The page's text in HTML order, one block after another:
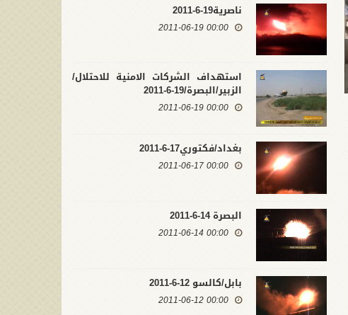
قصف عصابات داعش بصواريخ البتار
شمال تكريت
00:00 2015-03-15
ناصرية19-6-2011
00:00 2011-06-19
استهداف الشركات الامنية للاحتلال/
الزبير/البصرة/19-6-2011
00:00 2011-06-19
بغداد/فكتوري17-6-2011
00:00 2011-06-17
البصرة 14-6-2011
00:00 2011-06-14
بابل/كالسو 12-6-2011
00:00 2011-06-12